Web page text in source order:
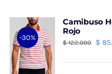
-30%
Camibuso
Rojo
$122.000
El
$